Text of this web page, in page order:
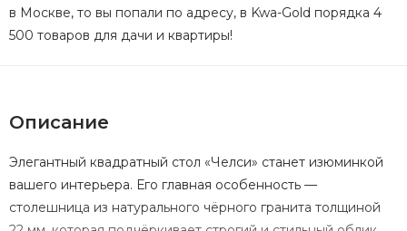
в Москве, то вы попали по адресу, в Kwa-Gold порядка 4
500 товаров для дачи и квартиры!
Описание
Элегантный квадратный стол «Челси» станет изюминкой
вашего интерьера. Его главная особенность —
столешница из натурального чёрного гранита толщиной